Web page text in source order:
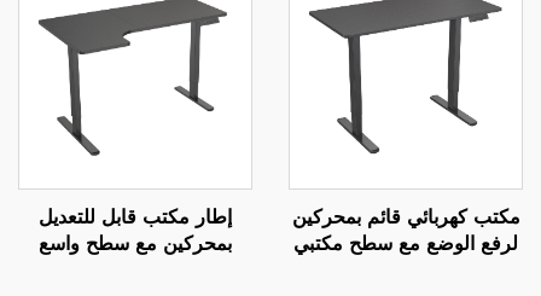
مكتب كهربائي قائم بمحركين
لرفع الوضع مع سطح مكتبي
إطار مكتب قابل للتعديل
بمحركين مع سطح واسع